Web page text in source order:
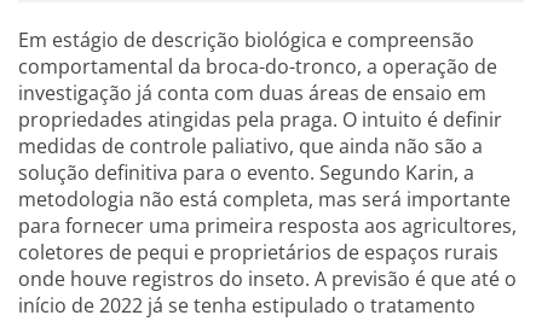
Em estágio de descrição biológica e compreensão
comportamental da broca-do-tronco, a operação de
investigação já conta com duas áreas de ensaio em
propriedades atingidas pela praga. O intuito é definir
medidas de controle paliativo, que ainda não são a
solução definitiva para o evento. Segundo Karin, a
metodologia não está completa, mas será importante
para fornecer uma primeira resposta aos agricultores,
coletores de pequi e proprietários de espaços rurais
onde houve registros do inseto. A previsão é que até o
início de 2022 já se tenha estipulado o tratamento